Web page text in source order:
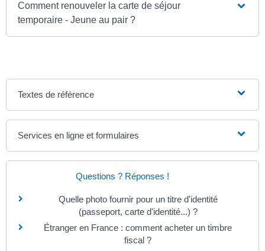
Comment renouveler la carte de séjour
temporaire - Jeune au pair ?
Textes de référence
Services en ligne et formulaires
Questions ? Réponses !
Quelle photo fournir pour un titre d'identité
(passeport, carte d'identité...) ?
Étranger en France : comment acheter un timbre
fiscal ?